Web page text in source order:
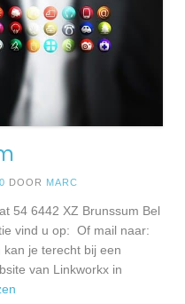
DOOR MARC
54 6442 XZ Brunssum Bel
vind u op: Of mail naar:
je terecht bij een
van Linkworkx in